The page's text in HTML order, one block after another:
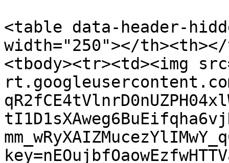
<table data-header-
width="250"></
<tbody><tr><td><img